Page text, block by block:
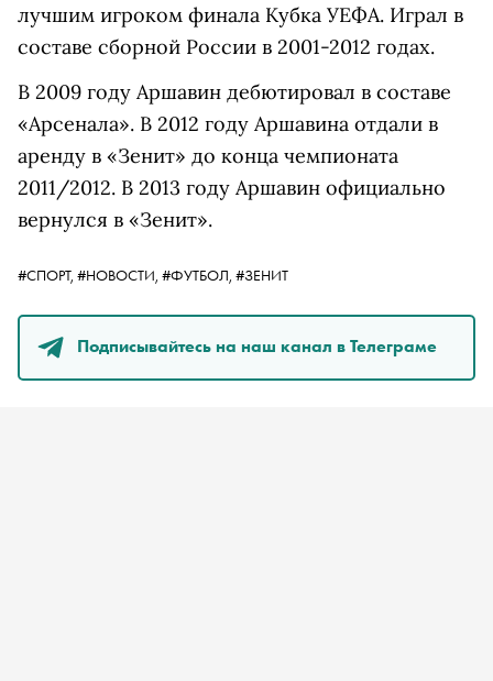
лучшим игроком финала Кубка УЕФА. Играл в
составе сборной России в 2001-2012 годах.
В 2009 году Аршавин дебютировал в составе
«Арсенала». В 2012 году Аршавина отдали в
аренду в «Зенит» до конца чемпионата
2011/2012. В 2013 году Аршавин официально
вернулся в «Зенит».
#СПОРТ, #НОВОСТИ, #ФУТБОЛ, #ЗЕНИТ
Подписывайтесь на наш канал в Телеграме